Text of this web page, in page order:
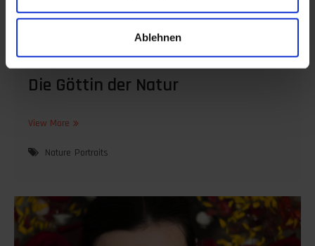
Ablehnen
20. April 2023
Die Göttin der Natur
View More Die
der
Nature Portraits